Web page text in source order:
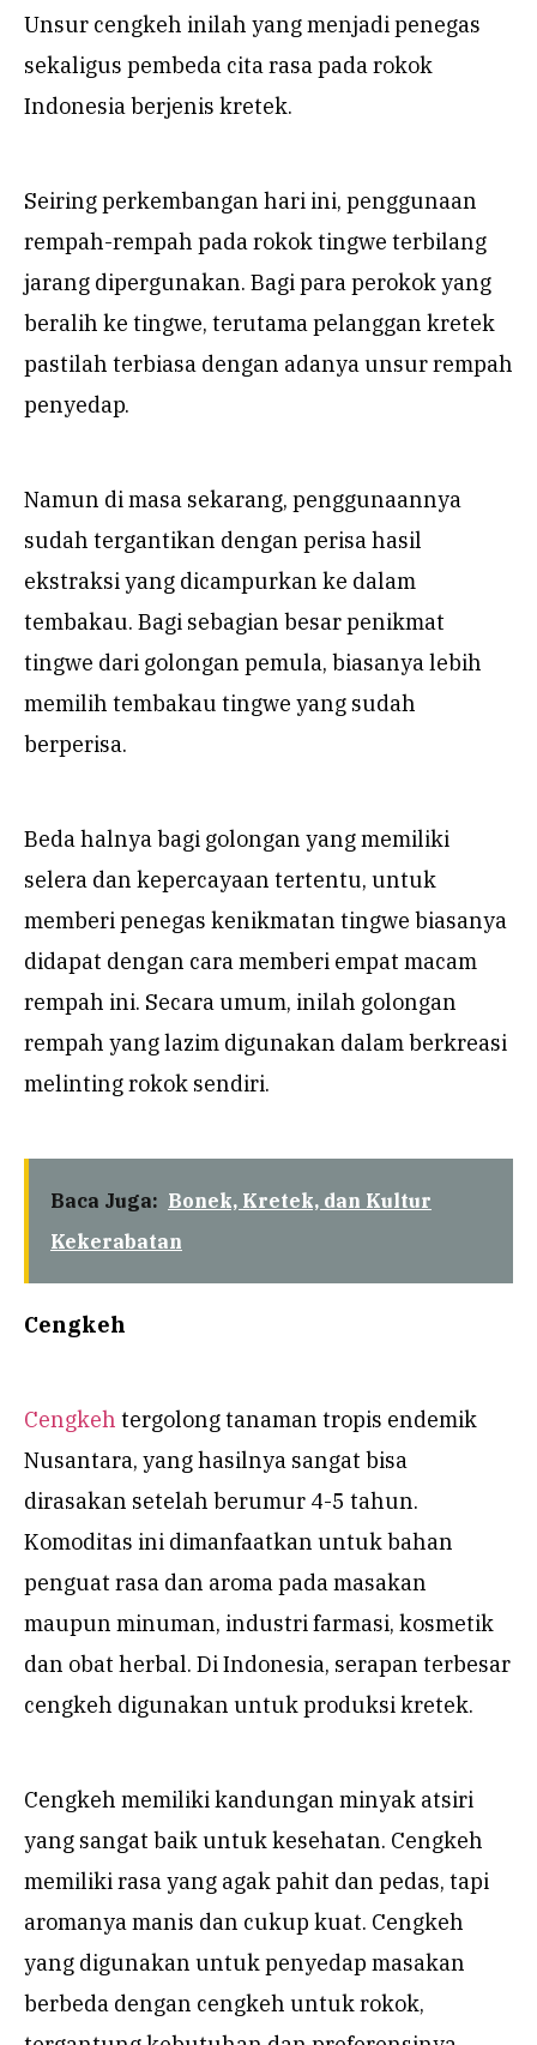
Unsur cengkeh inilah yang menjadi penegas
sekaligus pembeda cita rasa pada rokok
Indonesia berjenis kretek.
Seiring perkembangan hari ini, penggunaan
rempah-rempah pada rokok tingwe terbilang
jarang dipergunakan. Bagi para perokok yang
beralih ke tingwe, terutama pelanggan kretek
pastilah terbiasa dengan adanya unsur rempah
penyedap.
Namun di masa sekarang, penggunaannya
sudah tergantikan dengan perisa hasil
ekstraksi yang dicampurkan ke dalam
tembakau. Bagi sebagian besar penikmat
tingwe dari golongan pemula, biasanya lebih
memilih tembakau tingwe yang sudah
berperisa.
Beda halnya bagi golongan yang memiliki
selera dan kepercayaan tertentu, untuk
memberi penegas kenikmatan tingwe biasanya
didapat dengan cara memberi empat macam
rempah ini. Secara umum, inilah golongan
rempah yang lazim digunakan dalam berkreasi
melinting rokok sendiri.
Baca Juga: Bonek, Kretek, dan Kultur
Kekerabatan
Cengkeh
Cengkeh tergolong tanaman tropis endemik
Nusantara, yang hasilnya sangat bisa
dirasakan setelah berumur 4-5 tahun.
Komoditas ini dimanfaatkan untuk bahan
penguat rasa dan aroma pada masakan
maupun minuman, industri farmasi, kosmetik
dan obat herbal. Di Indonesia, serapan terbesar
cengkeh digunakan untuk produksi kretek.
Cengkeh memiliki kandungan minyak atsiri
yang sangat baik untuk kesehatan. Cengkeh
memiliki rasa yang agak pahit dan pedas, tapi
aromanya manis dan cukup kuat. Cengkeh
yang digunakan untuk penyedap masakan
berbeda dengan cengkeh untuk rokok,